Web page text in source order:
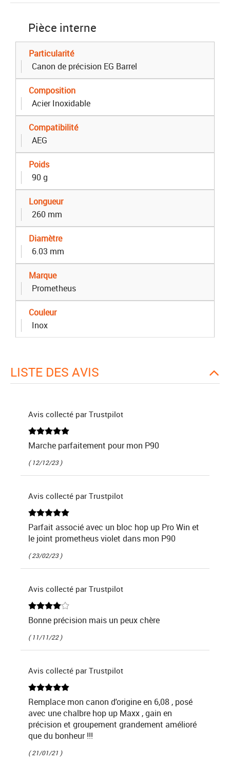
Pièce interne
Particularité
Canon de précision EG Barrel
Composition
Acier Inoxidable
Compatibilité
AEG
Poids
90 g
Longueur
260 mm
Diamètre
6.03 mm
Marque
Prometheus
Couleur
Inox
LISTE DES AVIS
Avis collecté par Trustpilot
Marche parfaitement pour mon P90
( 12/12/23 )
Avis collecté par Trustpilot
Parfait associé avec un bloc hop up Pro Win et
le joint prometheus violet dans mon P90
( 23/02/23 )
Avis collecté par Trustpilot
Bonne précision mais un peux chère
( 11/11/22 )
Avis collecté par Trustpilot
Remplace mon canon d'origine en 6,08 , posé
avec une chalbre hop up Maxx , gain en
précision et groupement grandement amélioré
que du bonheur !!!
( 21/01/21 )